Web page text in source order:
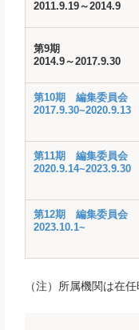
2011.9.19～2014.9
第9期
2014.9～2017.9.30
第10期 編集委員会
2017.9.30~2020.9.13
第11期 編集委員会
2020.9.14~2023.9.30
第12期 編集委員会
2023.10.1~
（注）所属機関は在